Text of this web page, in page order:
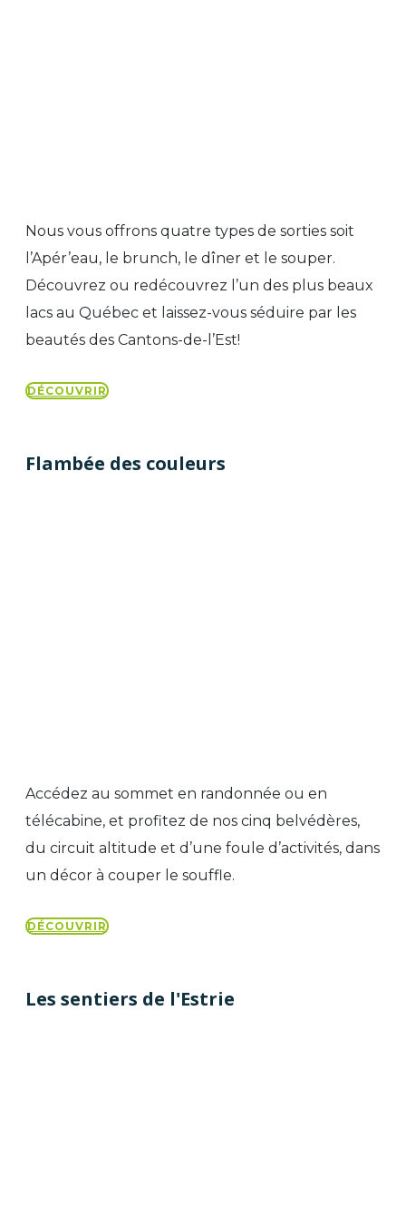
Nous vous offrons quatre types de sorties soit
l’Apér’eau, le brunch, le dîner et le souper.
Découvrez ou redécouvrez l’un des plus beaux
lacs au Québec et laissez-vous séduire par les
beautés des Cantons-de-l’Est!
DÉCOUVRIR
Flambée des couleurs
Accédez au sommet en randonnée ou en
télécabine, et profitez de nos cinq belvédères,
du circuit altitude et d’une foule d’activités, dans
un décor à couper le souffle.
DÉCOUVRIR
Les sentiers de l'Estrie